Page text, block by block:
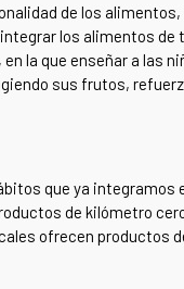
de los
los alimentos de
la que enseñar a las
sus frutos,
que ya integramos
de kilómetro
ofrecen productos